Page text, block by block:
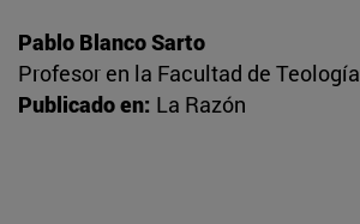
Pablo Blanco Sarto
Profesor en la Facultad de Teología
Publicado en: La Razón